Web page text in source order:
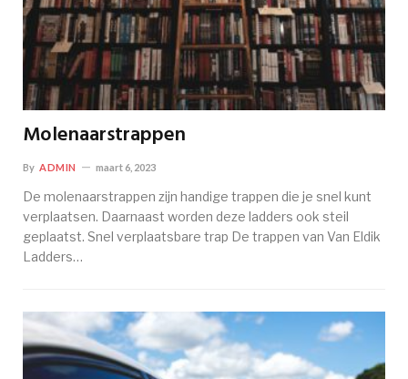
Molenaarstrappen
By ADMIN maart 6, 2023
De molenaarstrappen zijn handige trappen die je snel kunt
verplaatsen. Daarnaast worden deze ladders ook steil
geplaatst. Snel verplaatsbare trap De trappen van Van Eldik
Ladders…